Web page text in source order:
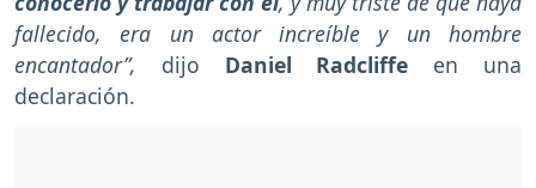
fallecido, era un actor increíble y un hombre
encantador”, dijo Daniel Radcliffe en una
declaración.